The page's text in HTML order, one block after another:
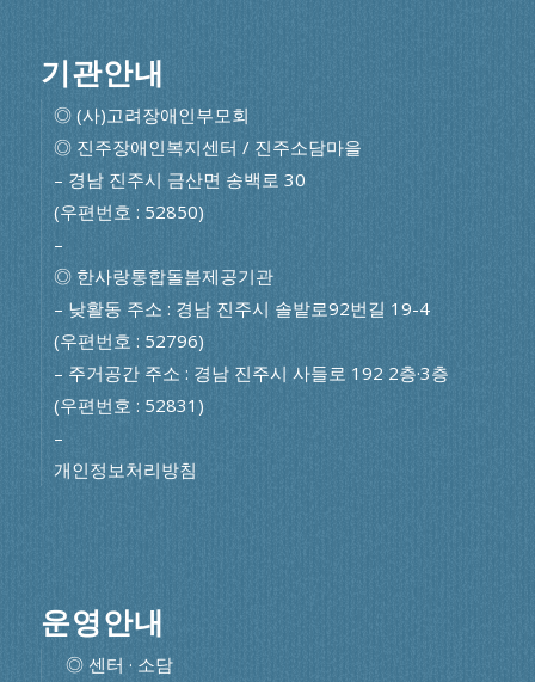
기관안내
◎ (사)고려장애인부모회
◎ 진주장애인복지센터 / 진주소담마을
– 경남 진주시 금산면 송백로 30
(우편번호 : 52850)
–
◎ 한사랑통합돌봄제공기관
– 낮활동 주소 : 경남 진주시 솔밭로92번길 19-4
(우편번호 : 52796)
– 주거공간 주소 : 경남 진주시 사들로 192 2층·3층
(우편번호 : 52831)
–
개인정보처리방침
운영안내
◎ 센터 · 소담